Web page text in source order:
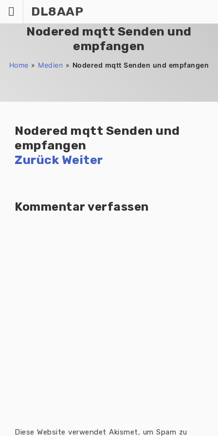
Inhalt
springen
DL8AAP
Nodered mqtt Senden und
empfangen
Home » Medien » Nodered mqtt Senden und empfangen
Nodered mqtt Senden und
empfangen
Zurück Weiter
Kommentar verfassen
Diese Website verwendet Akismet, um Spam zu